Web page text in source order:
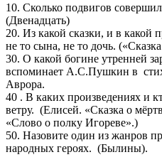
10. Сколько подвигов
(Двенадцать)
20. Из какой сказки, и в какой
не то сына, не то дочь.
30. О какой богине утренней
вспоминает А.С.Пушкин в
Аврора.
40 . В каких произведениях и
ветру. (Елисей. «Сказка о
«Слово о полку Игореве».)
50. Назовите один из жанров
народных героях. (Былины).